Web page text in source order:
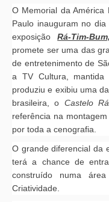
O Memorial da
Paulo inauguram no dia
exposiçãoRá-Tim-
promete ser uma das
de entretenimento de
a TV Cultura, mantida
produziu e exibiu uma
brasileira, o Castelo
referência na
por toda a cenografia.
O grande diferencial da
terá a chance de
construído numa
Criatividade.